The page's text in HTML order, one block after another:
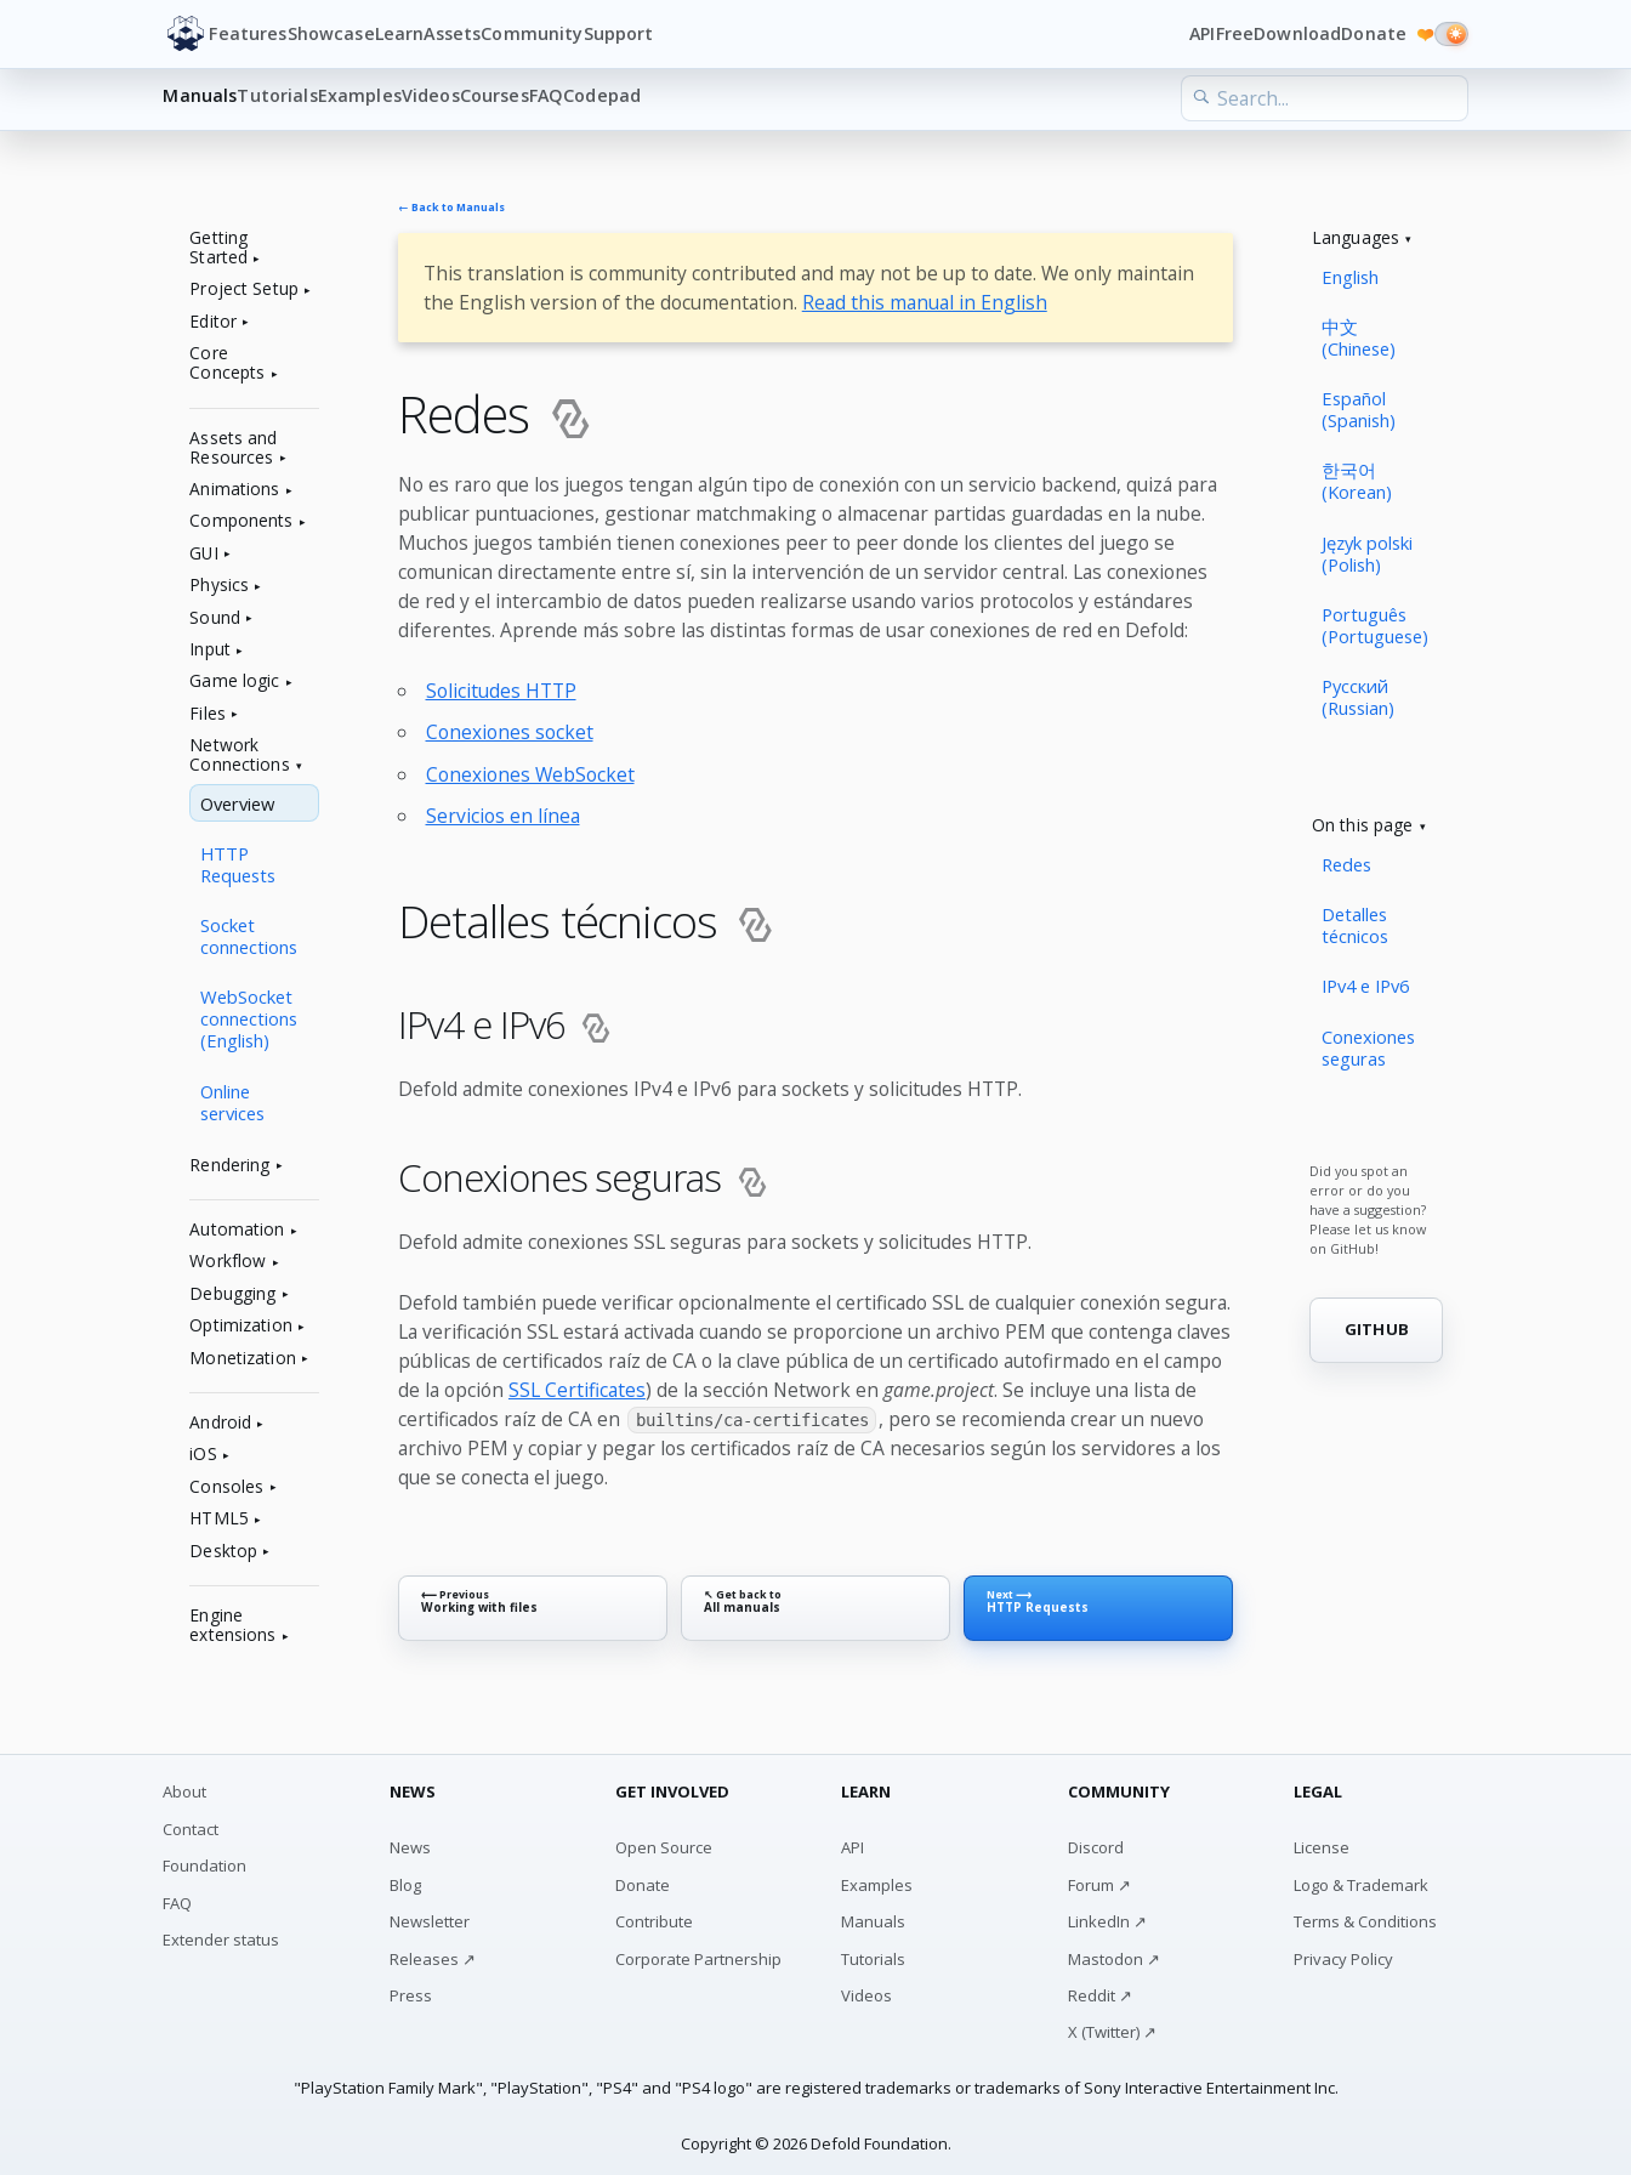
FeaturesShowcaseLearnAssetsCommunitySupport APIFreeDownloadDonate ❤️
ManualsTutorialsExamplesVideosCoursesFAQCodepad
Getting
Started
Project Setup
Editor
Core
Concepts
Assets and
Resources
Animations
Components
GUI
Physics
Sound
Input
Game logic
Files
Network
Connections
Overview
HTTP
Requests
Socket
connections
WebSocket
connections
(English)
Online
services
Rendering
Automation
Workflow
Debugging
Optimization
Monetization
Android
iOS
Consoles
HTML5
Desktop
Engine
extensions
← Back to Manuals
This translation is community contributed and may not be up to date. We only maintain
the English version of the documentation. Read this manual in English
Redes
No es raro que los juegos tengan algún tipo de conexión con un servicio backend, quizá para
publicar puntuaciones, gestionar matchmaking o almacenar partidas guardadas en la nube.
Muchos juegos también tienen conexiones peer to peer donde los clientes del juego se
comunican directamente entre sí, sin la intervención de un servidor central. Las conexiones
de red y el intercambio de datos pueden realizarse usando varios protocolos y estándares
diferentes. Aprende más sobre las distintas formas de usar conexiones de red en Defold:
Solicitudes HTTP
Conexiones socket
Conexiones WebSocket
Servicios en línea
Detalles técnicos
IPv4 e IPv6
Defold admite conexiones IPv4 e IPv6 para sockets y solicitudes HTTP.
Conexiones seguras
Defold admite conexiones SSL seguras para sockets y solicitudes HTTP.
Defold también puede verificar opcionalmente el certificado SSL de cualquier conexión segura.
La verificación SSL estará activada cuando se proporcione un archivo PEM que contenga claves
públicas de certificados raíz de CA o la clave pública de un certificado autofirmado en el campo
de la opción SSL Certificates) de la sección Network en game.project. Se incluye una lista de
certificados raíz de CA en
builtins/ca-certificates
, pero se recomienda crear un nuevo
archivo PEM y copiar y pegar los certificados raíz de CA necesarios según los servidores a los
que se conecta el juego.
⟵ Previous
Working with files
↖ Get back to
All manuals
Next ⟶
HTTP Requests
Languages
English
中文
(Chinese)
Español
(Spanish)
한국어
(Korean)
Język polski
(Polish)
Português
(Portuguese)
Русский
(Russian)
On this page
Redes
Detalles
técnicos
IPv4 e IPv6
Conexiones
seguras
Did you spot an
error or do you
have a suggestion?
Please let us know
on GitHub!
GITHUB
About
Contact
Foundation
FAQ
Extender status
NEWS
News
Blog
Newsletter
Releases ↗
Press
GET INVOLVED
Open Source
Donate
Contribute
Corporate Partnership
LEARN
API
Examples
Manuals
Tutorials
Videos
COMMUNITY
Discord
Forum ↗
LinkedIn ↗
Mastodon ↗
Reddit ↗
X (Twitter) ↗
LEGAL
License
Logo & Trademark
Terms & Conditions
Privacy Policy
"PlayStation Family Mark", "PlayStation", "PS4" and "PS4 logo" are registered trademarks or trademarks of Sony Interactive Entertainment Inc.
Copyright © 2026 Defold Foundation.